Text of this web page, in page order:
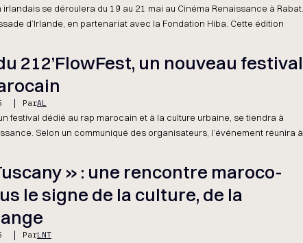
se déroulera du 19 au 21 mai au Cinéma Renaissance à Rabat.
d’Irlande, en partenariat avec la Fondation Hiba. Cette édition
212’FlowFest, un nouveau festival
ParAL
festival dédié au rap marocain et à la culture urbaine, se tiendra à
Selon un communiqué des organisateurs, l’événement réunira à
» : une rencontre maroco-
le signe de la culture, de la
ParLNT